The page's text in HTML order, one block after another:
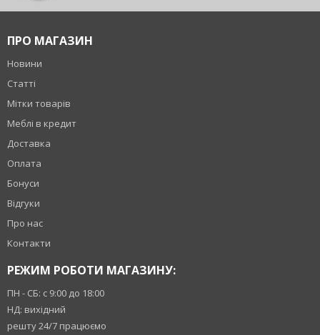
ПРО МАГАЗИН
Новини
Статті
Мітки товарів
Меблі в кредит
Доставка
Оплата
Бонуси
Відгуки
Про нас
Контакти
РЕЖИМ РОБОТИ МАГАЗИНУ:
ПН - СБ: с 9:00 до 18:00
НД: вихідний
решту 24/7 працюємо